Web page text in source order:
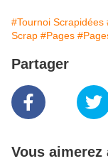
#Tournoi Scrapidées
Scrap #Pages
Partager
Vous aimerez